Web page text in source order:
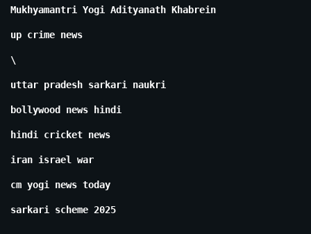
Mukhyamantri Yogi Adityanath Khabrein
up crime news
\
uttar pradesh sarkari naukri
bollywood news hindi
hindi cricket news
iran israel war
cm yogi news today
sarkari scheme 2025